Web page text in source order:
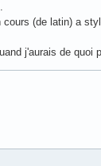
(de latin) a
j'aurais de quoi